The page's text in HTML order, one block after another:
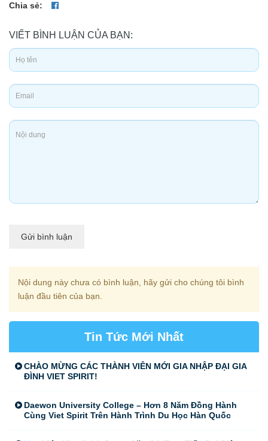
Chia sẻ:
VIẾT BÌNH LUẬN CỦA BẠN:
Gửi bình luận
Nội dung này chưa có bình luận, hãy gửi cho chúng tôi bình
luận đầu tiên của bạn.
Tin Tức Mới Nhất
CHÀO MỪNG CÁC THÀNH VIÊN MỚI GIA NHẬP ĐẠI GIA
ĐÌNH VIET SPIRIT!
Daewon University College – Hơn 8 Năm Đồng Hành
Cùng Viet Spirit Trên Hành Trình Du Học Hàn Quốc